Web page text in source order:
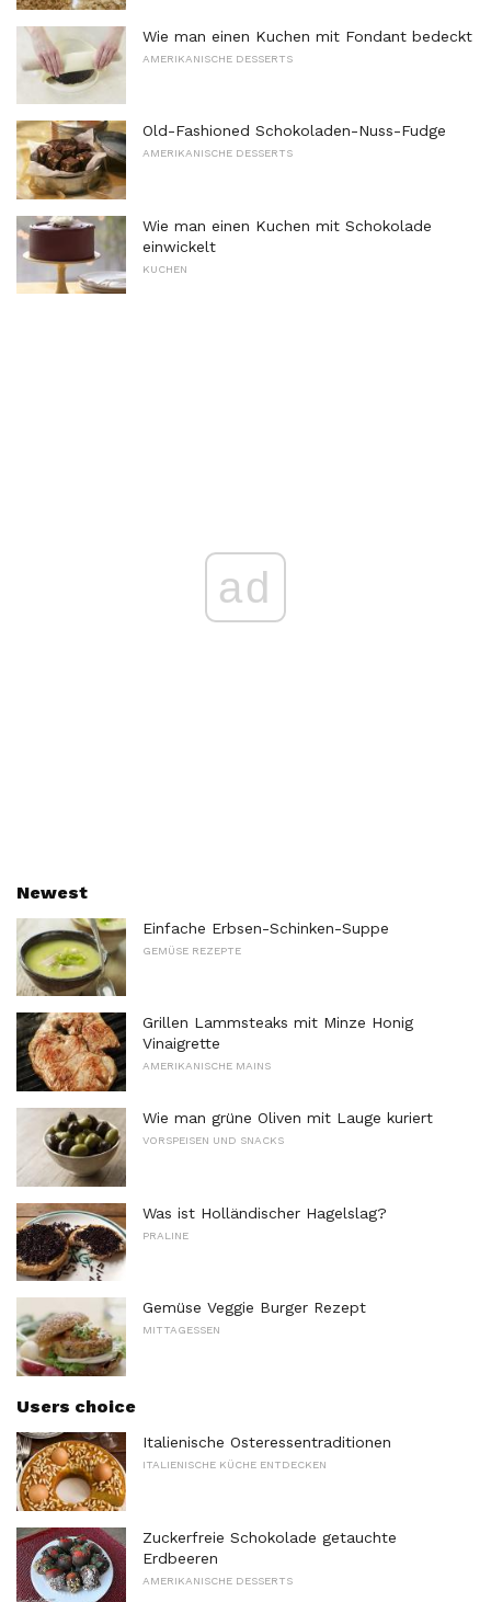
Wie man einen Kuchen mit Fondant bedeckt
AMERIKANISCHE DESSERTS
Old-Fashioned Schokoladen-Nuss-Fudge
AMERIKANISCHE DESSERTS
Wie man einen Kuchen mit Schokolade
einwickelt
KUCHEN
ad
Newest
Einfache Erbsen-Schinken-Suppe
GEMÜSE REZEPTE
Grillen Lammsteaks mit Minze Honig
Vinaigrette
AMERIKANISCHE MAINS
Wie man grüne Oliven mit Lauge kuriert
VORSPEISEN UND SNACKS
Was ist Holländischer Hagelslag?
PRALINE
Gemüse Veggie Burger Rezept
MITTAGESSEN
Users choice
Italienische Osteressentraditionen
ITALIENISCHE KÜCHE ENTDECKEN
Zuckerfreie Schokolade getauchte
Erdbeeren
AMERIKANISCHE DESSERTS